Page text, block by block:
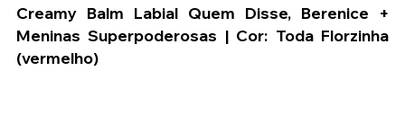
Creamy Balm Labial Quem Disse, Berenice +
Meninas Superpoderosas | Cor: Toda Florzinha
(vermelho)